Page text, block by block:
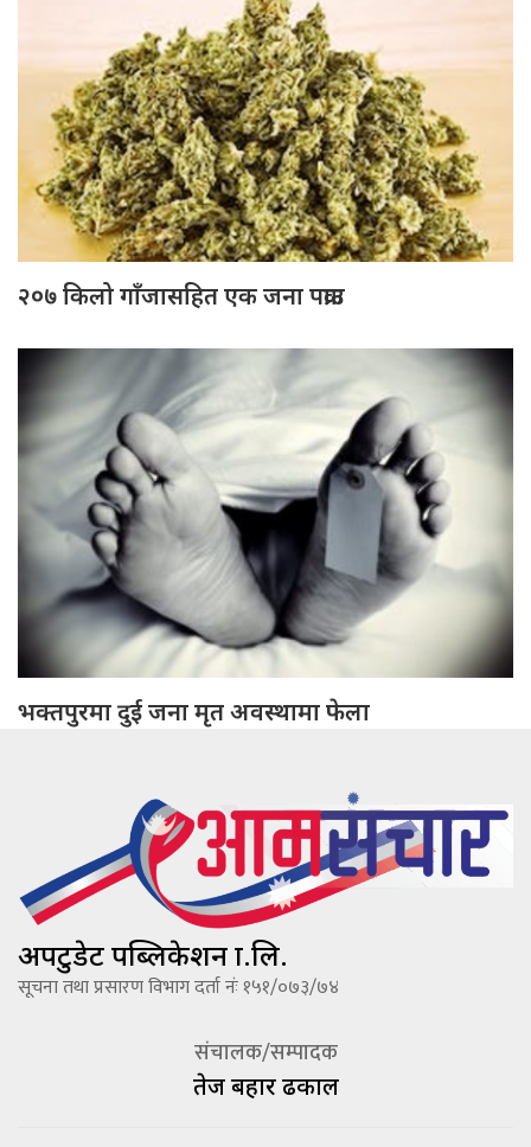
२०७ किलो गाँजासहित एक जना पक्राउ
भक्तपुरमा दुई जना मृत अवस्थामा फेला
अपटुडेट पब्लिकेशन प्रा.लि.
सूचना तथा प्रसारण विभाग दर्ता नंः १५१/०७३/७४
संचालक/सम्पादक
तेज बहादूर ढकाल